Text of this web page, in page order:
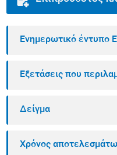
Ενημερωτικό έντυπο
Εξετάσεις που
Δείγμα
Χρόνος